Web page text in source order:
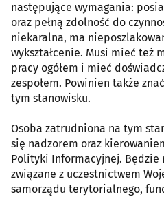
następujące wymagania:
oraz pełną zdolność do
niekaralna, ma
wykształcenie. Musi mieć też
pracy ogółem i mieć
zespołem. Powinien także
tym stanowisku.
Osoba zatrudniona na tym
się nadzorem oraz
Polityki Informacyjnej. Będzie
związane z uczestnictwem
samorządu terytorialnego,